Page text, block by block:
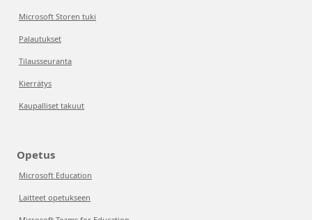
Microsoft Storen tuki
Palautukset
Tilausseuranta
Kierrätys
Kaupalliset takuut
Opetus
Microsoft Education
Laitteet opetukseen